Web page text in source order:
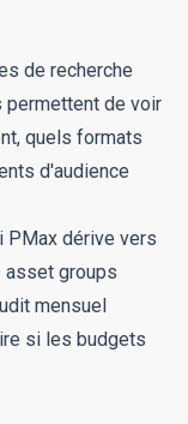
de recherche
permettent de voir
quels formats
d'audience
PMax dérive vers
asset groups
mensuel
si les budgets